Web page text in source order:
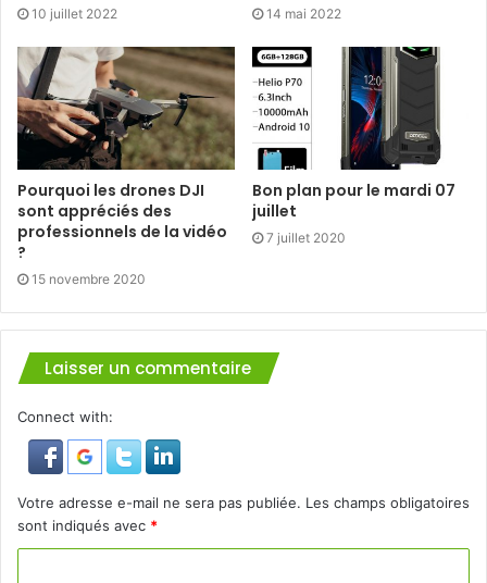
10 juillet 2022 14 mai 2022
Pourquoi les drones DJI
sont appréciés des
professionnels de la vidéo
?
15 novembre 2020
Bon plan pour le mardi 07
juillet
7 juillet 2020
Laisser un commentaire
Connect with:
Votre adresse e-mail ne sera pas publiée. Les champs obligatoires
sont indiqués avec *